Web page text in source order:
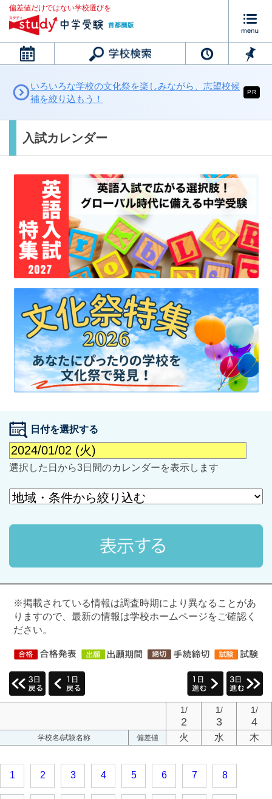
偏差値だけではない学校選びを
カレンダー
最近見た学校
学校閲覧履歴はありません
ブックマークした学校
ブックマークした学校はありません
いろいろな学校の文化祭を楽しみながら、志望校候
補を絞り込もう！
PR
入試カレンダー
日付を選択する
選択した日から3日間のカレンダーを表示します
※掲載されている情報は調査時期により異なることがあ
りますので、最新の情報は学校ホームページをご確認く
ださい。
1/
2
1/
3
1/
4
学校名/試験名称 偏差値 火 水 木
1 2 3 4 5 6 7 8